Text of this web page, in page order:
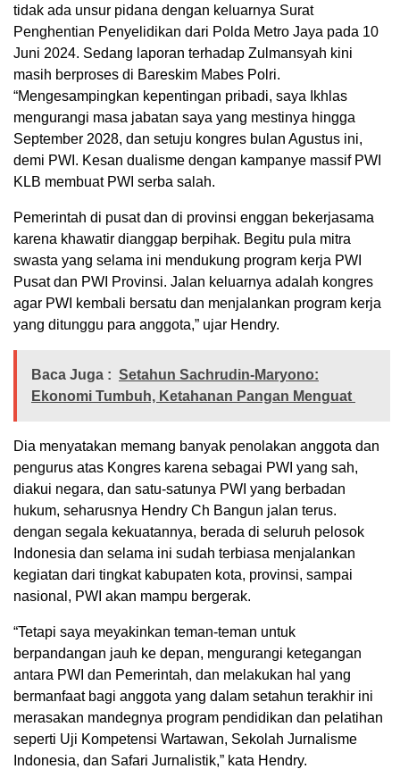
tidak ada unsur pidana dengan keluarnya Surat
Penghentian Penyelidikan dari Polda Metro Jaya pada 10
Juni 2024. Sedang laporan terhadap Zulmansyah kini
masih berproses di Bareskim Mabes Polri.
“Mengesampingkan kepentingan pribadi, saya Ikhlas
mengurangi masa jabatan saya yang mestinya hingga
September 2028, dan setuju kongres bulan Agustus ini,
demi PWI. Kesan dualisme dengan kampanye massif PWI
KLB membuat PWI serba salah.
Pemerintah di pusat dan di provinsi enggan bekerjasama
karena khawatir dianggap berpihak. Begitu pula mitra
swasta yang selama ini mendukung program kerja PWI
Pusat dan PWI Provinsi. Jalan keluarnya adalah kongres
agar PWI kembali bersatu dan menjalankan program kerja
yang ditunggu para anggota,” ujar Hendry.
Baca Juga : Setahun Sachrudin-Maryono:
Ekonomi Tumbuh, Ketahanan Pangan Menguat
Dia menyatakan memang banyak penolakan anggota dan
pengurus atas Kongres karena sebagai PWI yang sah,
diakui negara, dan satu-satunya PWI yang berbadan
hukum, seharusnya Hendry Ch Bangun jalan terus.
dengan segala kekuatannya, berada di seluruh pelosok
Indonesia dan selama ini sudah terbiasa menjalankan
kegiatan dari tingkat kabupaten kota, provinsi, sampai
nasional, PWI akan mampu bergerak.
“Tetapi saya meyakinkan teman-teman untuk
berpandangan jauh ke depan, mengurangi ketegangan
antara PWI dan Pemerintah, dan melakukan hal yang
bermanfaat bagi anggota yang dalam setahun terakhir ini
merasakan mandegnya program pendidikan dan pelatihan
seperti Uji Kompetensi Wartawan, Sekolah Jurnalisme
Indonesia, dan Safari Jurnalistik,” kata Hendry.